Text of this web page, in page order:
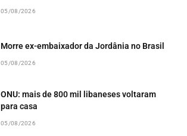
05/08/2026
Morre ex-embaixador da Jordânia no Brasil
05/08/2026
ONU: mais de 800 mil libaneses voltaram
para casa
05/08/2026